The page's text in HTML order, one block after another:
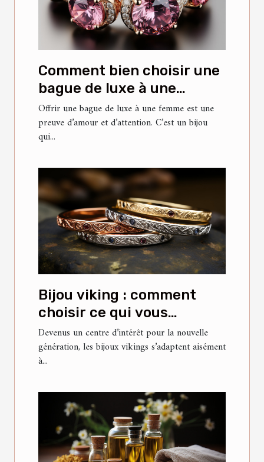
Comment bien choisir une
bague de luxe à une
femme ?
Offrir une bague de luxe à une femme est une
preuve d’amour et d’attention. C’est un bijou
qui...
Bijou viking : comment
choisir ce qui vous
convient ?
Devenus un centre d’intérêt pour la nouvelle
génération, les bijoux vikings s’adaptent aisément
à...